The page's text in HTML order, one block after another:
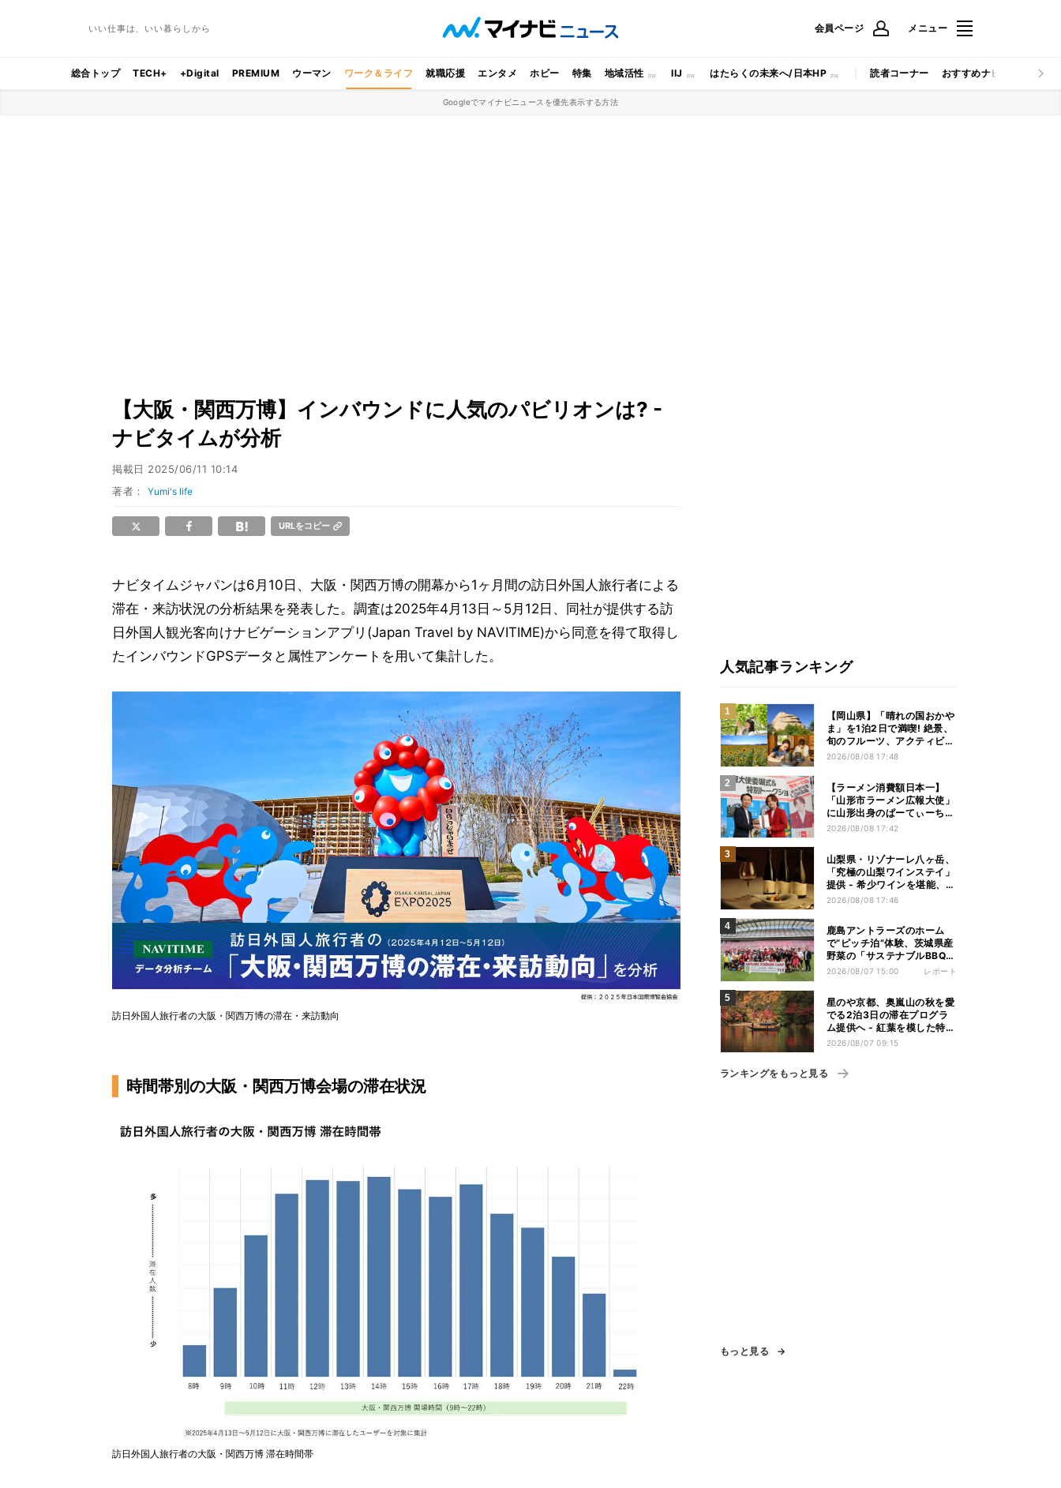
いい仕事は、いい暮らしから 会員ページ メニュー
総合トップ TECH+ +Digital PREMIUM ウーマン ワーク＆ライフ 就職応援 エンタメ ホビー 特集 地域活性 IIJ はたらくの未来へ/日本HP 読者コーナー おすすめナビ マイナビ
Googleでマイナビニュースを優先表示する方法
【大阪・関西万博】インバウンドに人気のパビリオンは? -
ナビタイムが分析
掲載日 2025/06/11 10:14
著者：Yumi's life
URLをコピー
ナビタイムジャパンは6月10日、大阪・関西万博の開幕から1ヶ月間の訪日外国人旅行者による
滞在・来訪状況の分析結果を発表した。調査は2025年4月13日～5月12日、同社が提供する訪
日外国人観光客向けナビゲーションアプリ(Japan Travel by NAVITIME)から同意を得て取得し
たインバウンドGPSデータと属性アンケートを用いて集計した。
訪日外国人旅行者の大阪・関西万博の滞在・来訪動向
時間帯別の大阪・関西万博会場の滞在状況
訪日外国人旅行者の大阪・関西万博 滞在時間帯
人気記事ランキング
【岡山県】「晴れの国おかや
ま」を1泊2日で満喫! 絶景、
旬のフルーツ、アクティビテ
ィを楽しむモデルコースを紹
2026/08/08 17:48
【ラーメン消費額日本一】
「山形市ラーメン広報大使」
に山形出身のぱーてぃーちゃ
ん・すがちゃん最高No.1が就
2026/08/08 17:42
山梨県・リゾナーレ八ヶ岳、
「究極の山梨ワインステイ」
提供 - 希少ワインを堪能、テ
イスティングセミナーやスペ
2026/08/08 17:46
鹿島アントラーズのホーム
で“ピッチ泊”体験、茨城県産
野菜の「サステナブルBBQ」
も楽しむ特別キャンプ
2026/08/07 15:00 レポート
星のや京都、奥嵐山の秋を愛
でる2泊3日の滞在プログラ
ム提供へ - 紅葉を模した特別
料理、舟遊び、オオモミジの
2026/08/07 09:15
ランキングをもっと見る
もっと見る